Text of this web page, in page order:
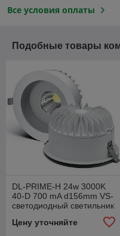
Все условия оплаты
Подобные товары
DL-PRIME-H 24w 3000K
40-D 700 mA d156mm VS-
светодиодный светильник
Цену уточняйте